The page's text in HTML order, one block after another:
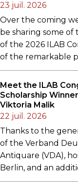
23 juil. 2026
Over the coming
be sharing some
of the 2026 ILAB
of the remarkable
Meet the ILAB
Scholarship
Viktoria Malik
22 juil. 2026
Thanks to the
of the Verband
Antiquare (VDA),
Berlin, and an